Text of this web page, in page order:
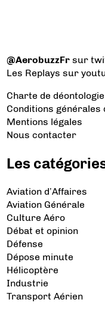
@AerobuzzFr sur
Les Replays sur
Charte de déontologie
Conditions
Mentions légales
Nous contacter
Les
Aviation d’Affaires
Aviation Générale
Culture Aéro
Débat et opinion
Défense
Dépose minute
Hélicoptère
Industrie
Transport Aérien